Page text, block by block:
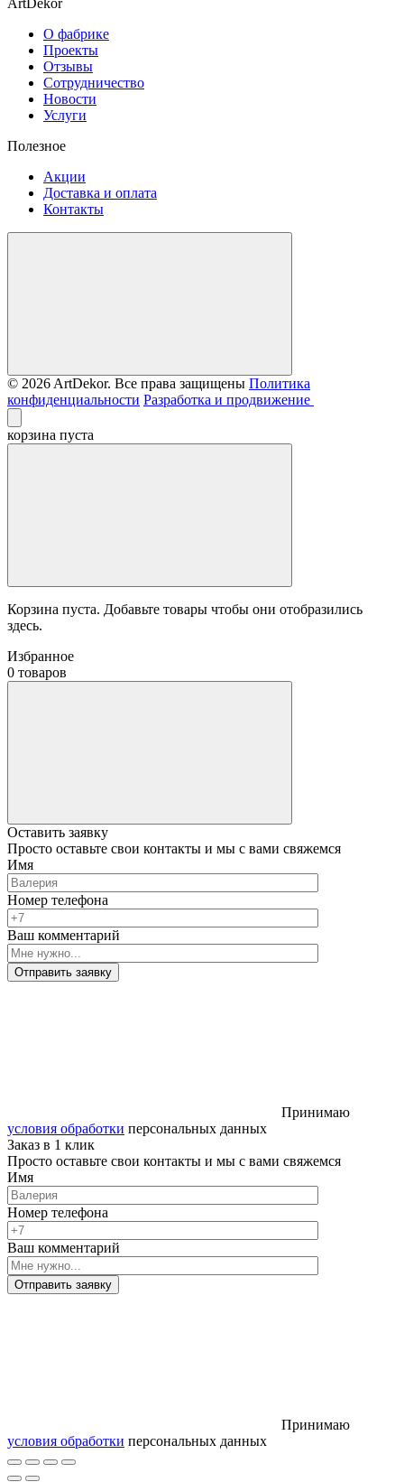
ArtDekor
О фабрике
Проекты
Отзывы
Сотрудничество
Новости
Услуги
Полезное
Акции
Доставка и оплата
Контакты
© 2026 ArtDekor. Все права защищены Политика
конфиденциальности Разработка и продвижение
корзина пуста
Корзина пуста. Добавьте товары чтобы они отобразились
здесь.
Избранное
0 товаров
Оставить заявку
Просто оставьте свои контакты и мы с вами свяжемся
Имя
Номер телефона
Ваш комментарий
Отправить заявку
Принимаю
условия обработки персональных данных
Заказ в 1 клик
Просто оставьте свои контакты и мы с вами свяжемся
Имя
Номер телефона
Ваш комментарий
Отправить заявку
Принимаю
условия обработки персональных данных